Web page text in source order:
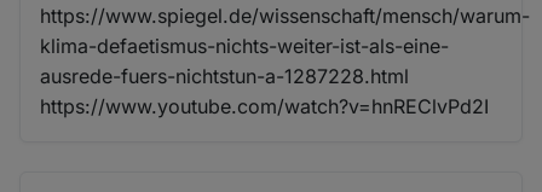
https://www.spiegel.de/wissenschaft/mensch/warum-
klima-defaetismus-nichts-weiter-ist-als-eine-
ausrede-fuers-nichtstun-a-1287228.html
https://www.youtube.com/watch?v=hnREClvPd2I